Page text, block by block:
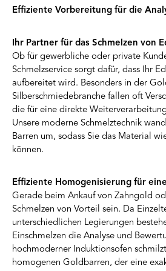
Effiziente Vorbereitung für die
Ihr Partner für das Schmelzen von
Ob für gewerbliche oder private
Schmelzservice sorgt dafür, dass Ihr
aufbereitet wird. Besonders in der
Silberschmiedebranche fallen oft
die für eine direkte
Unsere moderne Schmelztechnik
Barren um, sodass Sie das Material
können.
Effiziente Homogenisierung für
Gerade beim Ankauf von Zahngold
Schmelzen von Vorteil sein. Da
unterschiedlichen Legierungen
Einschmelzen die Analyse und
hochmoderner Induktionsofen
homogenen Goldbarren, der eine